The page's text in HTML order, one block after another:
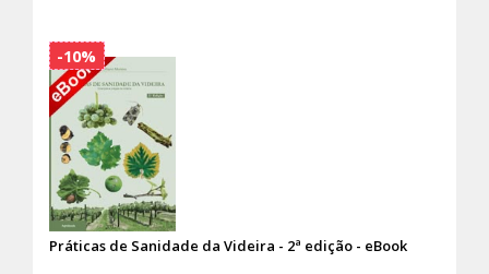
Práticas de Sanidade da Videira - 2ª edição - eBook
-10%